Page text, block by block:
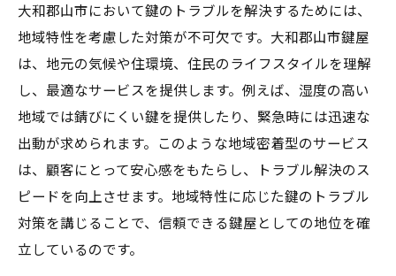
迅速対応で選ばれる大和郡山市の鍵屋
大和郡山市鍵屋選びで重視したい信頼性と実績
のポイント
鍵屋選びにおける信頼性の重要性
信頼性を確認するためのチェックポイント
過去の実績が示す鍵屋の信頼度
信頼できる鍵屋を見分ける方法
大和郡山市で実績ある鍵屋の探し方
大和郡山市において鍵のトラブルを解決するためには、
地域特性を考慮した対策が不可欠です。大和郡山市鍵屋
は、地元の気候や住環境、住民のライフスタイルを理解
し、最適なサービスを提供します。例えば、湿度の高い
地域では錆びにくい鍵を提供したり、緊急時には迅速な
出動が求められます。このような地域密着型のサービス
は、顧客にとって安心感をもたらし、トラブル解決のス
ピードを向上させます。地域特性に応じた鍵のトラブル
対策を講じることで、信頼できる鍵屋としての地位を確
立しているのです。